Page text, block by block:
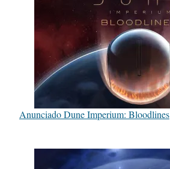
Anunciado Dune Imperium: Bloodlines